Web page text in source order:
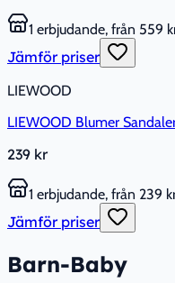
1 erbjudande, från 559
Jämför priser
LIEWOOD
LIEWOOD Blumer
239 kr
1 erbjudande, från 239
Jämför priser
Barn-Baby